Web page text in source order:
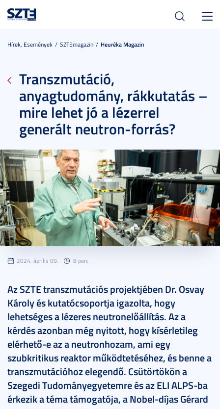
Hírek, Események SZTEmagazin Heuréka Magazin
Transzmutáció,
anyagtudomány, rákkutatás –
mire lehet jó a lézerrel
generált neutron-forrás?
2024. április 09. 8 perc
Az SZTE transzmutációs projektjében Dr. Osvay
Károly és kutatócsoportja igazolta, hogy
lehetséges a lézeres neutronelőállítás. Az a
kérdés azonban még nyitott, hogy kísérletileg
elérhető-e az a neutronhozam, ami egy
szubkritikus reaktor működtetéséhez, és benne a
transzmutációhoz elegendő. Csütörtökön a
Szegedi Tudományegyetemre és az ELI ALPS-ba
érkezik a téma támogatója, a Nobel-díjas Gérard